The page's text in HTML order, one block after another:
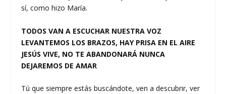
sí, como hizo María.
TODOS VAN A ESCUCHAR NUESTRA VOZ
LEVANTEMOS LOS BRAZOS, HAY PRISA EN EL AIRE
JESÚS VIVE, NO TE ABANDONARÁ NUNCA
DEJAREMOS DE AMAR
Tú que siempre estás buscándote, ven a descubrir, ver